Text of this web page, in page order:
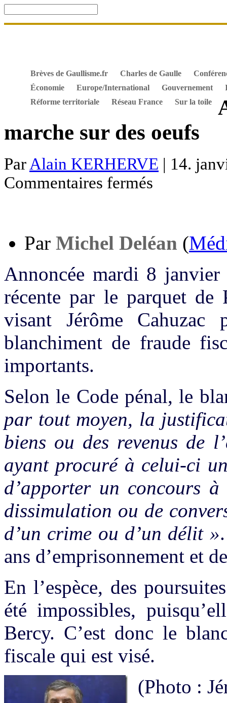
Brèves de Gaullisme.fr
Charles de Gaulle
Économie
Europe/International Gouvernement
Réforme territoriale
Réseau France Sur la toile
marche sur des oeufs
Par Alain KERHERVE | 14.
Commentaires fermés
des
oeufs
Par Michel Deléan (
Annoncée mardi 8
récente par le parquet de
visant Jérôme
blanchiment de fraude
importants.
Selon le Code pénal, le
par tout moyen, la
biens ou des revenus de
ayant procuré à celui-ci
d’apporter un concours
dissimulation ou de
d’un crime ou d’un délit »
ans d’emprisonnement et
En l’espèce, des
été impossibles,
Bercy. C’est donc le
fiscale qui est visé.
(Photo :